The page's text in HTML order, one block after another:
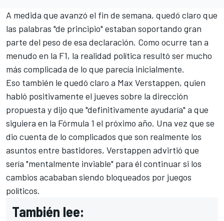
A medida que avanzó el fin de semana, quedó claro que
las palabras "de principio" estaban soportando gran
parte del peso de esa declaración. Como ocurre tan a
menudo en la F1, la realidad política resultó ser mucho
más complicada de lo que parecía inicialmente.
Eso también le quedó claro a Max Verstappen, quien
habló positivamente el jueves sobre la dirección
propuesta y dijo que "definitivamente ayudaría" a que
siguiera en la Fórmula 1 el próximo año. Una vez que se
dio cuenta de lo complicados que son realmente los
asuntos entre bastidores, Verstappen advirtió que
sería "mentalmente inviable" para él continuar si los
cambios acababan siendo bloqueados por juegos
políticos.
También lee: